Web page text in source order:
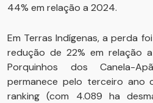
44% em relação a 2024.
Em Terras Indígenas, a perda
redução de 22% em relação
Porquinhos dos Canela-
permanece pelo terceiro
ranking (com 4.089 ha